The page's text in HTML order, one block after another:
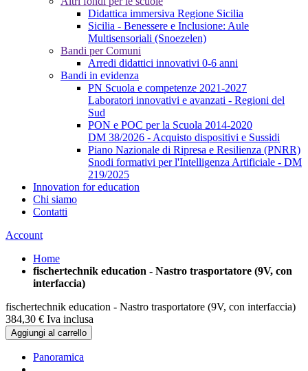
Didattica immersiva Regione Sicilia
Sicilia - Benessere e Inclusione: Aule
Multisensoriali (Snoezelen)
Bandi per Comuni
Arredi didattici innovativi 0-6 anni
Bandi in evidenza
PN Scuola e competenze 2021-2027
Laboratori innovativi e avanzati - Regioni del
Sud
PON e POC per la Scuola 2014-2020
DM 38/2026 - Acquisto dispositivi e Sussidi
Piano Nazionale di Ripresa e Resilienza (PNRR)
Snodi formativi per l'Intelligenza Artificiale - DM
219/2025
Innovation for education
Chi siamo
Contatti
Account
Home
fischertechnik education - Nastro trasportatore (9V, con
interfaccia)
fischertechnik education - Nastro trasportatore (9V, con interfaccia)
384,30 € Iva inclusa
Aggiungi al carrello
Panoramica